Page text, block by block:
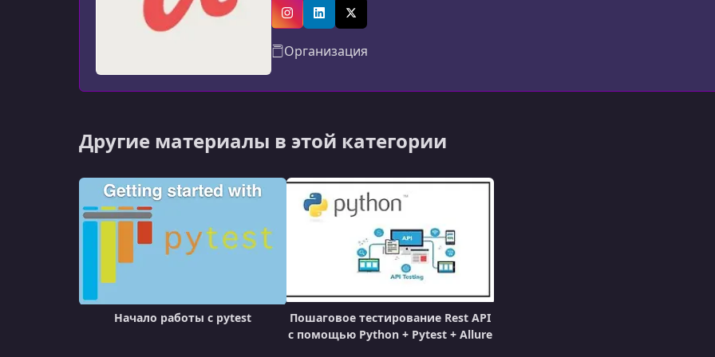
авторов: материалы создаются специалистами из разных
InstagramLinkedInX (Twitter)
Организация
Другие материалы в этой категории
Начало работы с pytest
Пошаговое тестирование Rest API
с помощью Python + Pytest + Allure